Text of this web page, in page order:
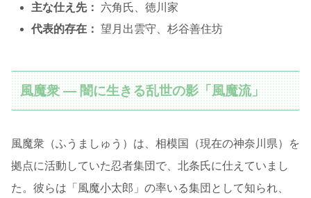
主な仕え先：
六角氏、徳川家
代表的存在： 望月出雲守、杉谷善住坊
風魔衆 ― 闇に生きる乱世の影「風魔流」
風魔衆（ふうましゅう）は、相模国（現在の神奈川県）を
拠点に活動していた忍者集団で、北条氏に仕えていまし
た。彼らは「風魔小太郎」の率いる集団として知られ、